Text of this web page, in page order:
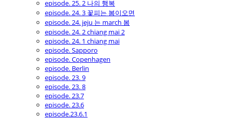
episode. 25. 2 나의 행복
episode. 24. 3 꽃피는 봄이오면
episode. 24. jeju 는 march 봄
episode. 24. 2 chiang mai 2
episode. 24. 1 chiang mai
episode. Sapporo
episode. Copenhagen
episode. Berlin
episode. 23. 9
episode. 23. 8
episode. 23.7
episode. 23.6
episode.23.6.1